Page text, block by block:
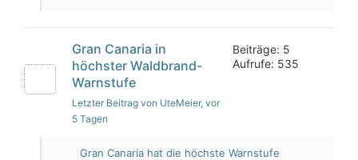
Gran Canaria in
höchster Waldbrand-
Warnstufe
Letzter Beitrag von UteMeier, vor
5 Tagen
Beiträge: 5
Aufrufe: 535
Gran Canaria hat die höchste Warnstufe